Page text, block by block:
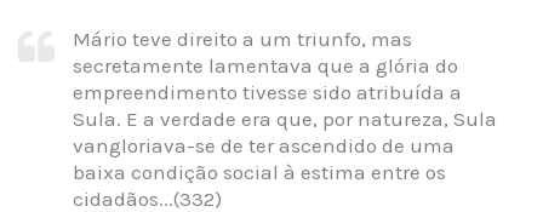
Mário teve direito a um triunfo, mas
secretamente lamentava que a glória do
empreendimento tivesse sido atribuída a
Sula. E a verdade era que, por natureza, Sula
vangloriava-se de ter ascendido de uma
baixa condição social à estima entre os
cidadãos...(332)